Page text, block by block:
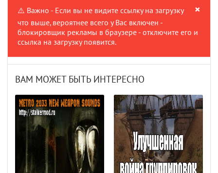
×
⚠️ Важно - Если вы не видите ссылку на загрузку
что выше, вероятнее всего у Вас включен -
блокировщик рекламы в браузере - отключите его и
ссылка на загрузку появится.
ВАМ МОЖЕТ БЫТЬ ИНТЕРЕСНО